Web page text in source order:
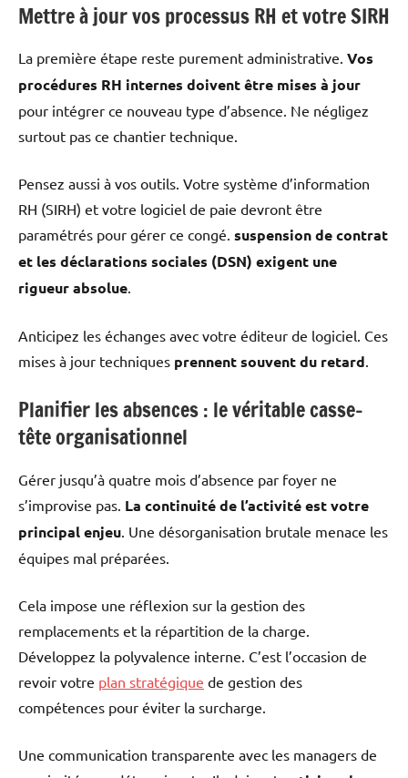
Mettre à jour vos processus RH et votre SIRH
La première étape reste purement administrative. Vos
procédures RH internes doivent être mises à jour
pour intégrer ce nouveau type d’absence. Ne négligez
surtout pas ce chantier technique.
Pensez aussi à vos outils. Votre système d’information
RH (SIRH) et votre logiciel de paie devront être
paramétrés pour gérer ce congé. suspension de contrat
et les déclarations sociales (DSN) exigent une
rigueur absolue.
Anticipez les échanges avec votre éditeur de logiciel. Ces
mises à jour techniques prennent souvent du retard.
Planifier les absences : le véritable casse-
tête organisationnel
Gérer jusqu’à quatre mois d’absence par foyer ne
s’improvise pas. La continuité de l’activité est votre
principal enjeu . Une désorganisation brutale menace les
équipes mal préparées.
Cela impose une réflexion sur la gestion des
remplacements et la répartition de la charge.
Développez la polyvalence interne. C’est l’occasion de
revoir votre plan stratégique de gestion des
compétences pour éviter la surcharge.
Une communication transparente avec les managers de